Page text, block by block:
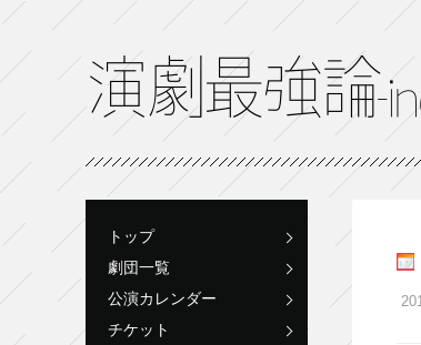
トップ
劇団一覧
公演カレンダー
チケット